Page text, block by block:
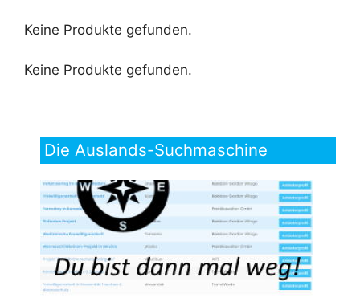
Keine Produkte gefunden.
Keine Produkte gefunden.
Die Auslands-Suchmaschine